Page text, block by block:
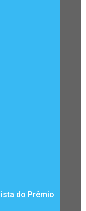
do Prêmio